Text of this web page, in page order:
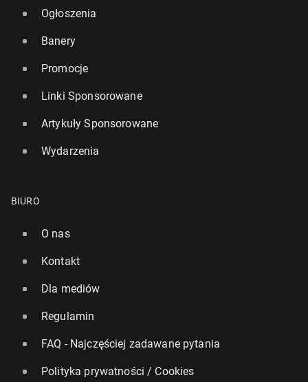
Ogłoszenia
Banery
Promocje
Linki Sponsorowane
Artykuły Sponsorowane
Wydarzenia
BIURO
O nas
Kontakt
Dla mediów
Regulamin
FAQ - Najczęściej zadawane pytania
Polityka prywatności / Cookies